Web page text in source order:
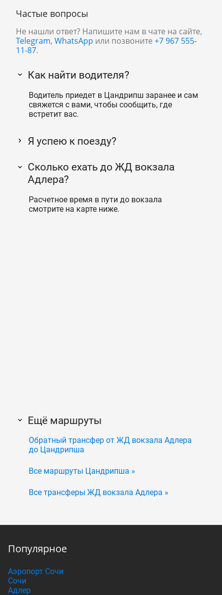
Частые вопросы
Не нашли ответ? Напишите нам в чате на сайте,
Telegram, WhatsApp или позвоните +7 967 555-
11-87.
Как найти водителя?
Водитель приедет в Цандрипш заранее и сам
свяжется с вами, чтобы сообщить, где
встретит вас.
Я успею к поезду?
Сколько ехать до ЖД вокзала
Адлера?
Расчетное время в пути до вокзала
смотрите на карте ниже.
Ещё маршруты
Обратный трансфер от ЖД вокзала Адлера
до Цандрипша
Все маршруты Цандрипша »
Все трансферы ЖД вокзала Адлера »
Популярное
Аэропорт Сочи
Сочи
Адлер